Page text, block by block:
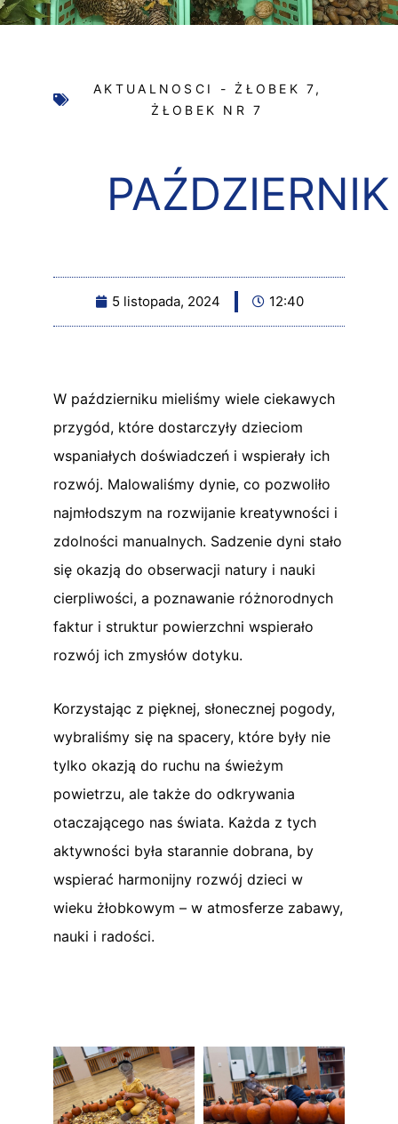
AKTUALNOSCI - ŻŁOBEK 7,
ŻŁOBEK NR 7
PAŹDZIERNIK
5 listopada, 2024 12:40
W październiku mieliśmy wiele ciekawych
przygód, które dostarczyły dzieciom
wspaniałych doświadczeń i wspierały ich
rozwój. Malowaliśmy dynie, co pozwoliło
najmłodszym na rozwijanie kreatywności i
zdolności manualnych. Sadzenie dyni stało
się okazją do obserwacji natury i nauki
cierpliwości, a poznawanie różnorodnych
faktur i struktur powierzchni wspierało
rozwój ich zmysłów dotyku.
Korzystając z pięknej, słonecznej pogody,
wybraliśmy się na spacery, które były nie
tylko okazją do ruchu na świeżym
powietrzu, ale także do odkrywania
otaczającego nas świata. Każda z tych
aktywności była starannie dobrana, by
wspierać harmonijny rozwój dzieci w
wieku żłobkowym – w atmosferze zabawy,
nauki i radości.